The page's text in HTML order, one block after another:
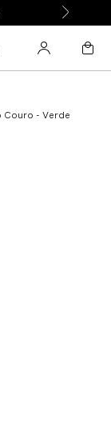
Couro - Verde